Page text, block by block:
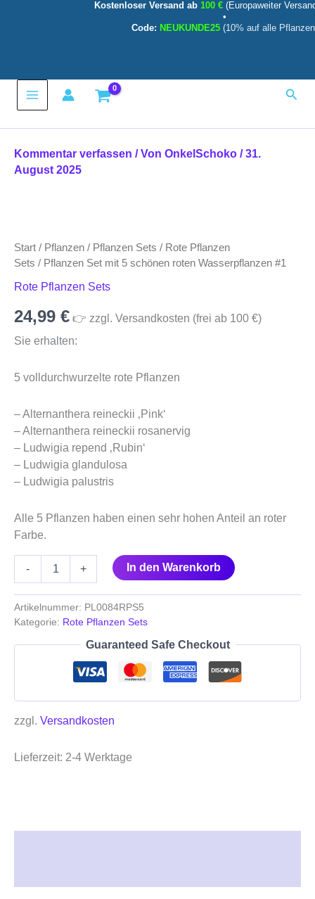
Kostenloser Versand ab 100 € (Europaweiter
•
Code: NEUKUNDE25 (10% auf alle
Main
Kommentar verfassen / Von OnkelSchoko /31.
August 2025
Start / Pflanzen / Pflanzen Sets / Rote Pflanzen
Sets / Pflanzen Set mit 5 schönen roten Wasserpflanzen #1
Rote Pflanzen Sets
24,99 € 👉 zzgl. Versandkosten (frei ab 100 €)
Sie erhalten:
5 volldurchwurzelte rote Pflanzen
– Alternanthera reineckii ‚Pink‘
– Alternanthera reineckii rosanervig
– Ludwigia repend ‚Rubin‘
– Ludwigia glandulosa
– Ludwigia palustris
Alle 5 Pflanzen haben einen sehr hohen Anteil an roter
Farbe.
-
5
schönen
Wasserpflanzen
Menge
+ In den Warenkorb
Artikelnummer: PL0084RPS5
Kategorie: Rote Pflanzen Sets
Guaranteed Safe Checkout
zzgl. Versandkosten
Lieferzeit: 2-4 Werktage